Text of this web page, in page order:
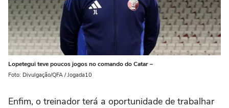
Lopetegui teve poucos jogos no comando do Catar –
Foto: Divulgação/QFA / Jogada10
Enfim, o treinador terá a oportunidade de trabalhar